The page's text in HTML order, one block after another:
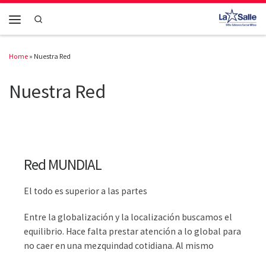
Skip to content
Home » Nuestra Red
Nuestra Red
Red MUNDIAL
El todo es superior a las partes
Entre la globalización y la localización buscamos el
equilibrio. Hace falta prestar atención a lo global para
no caer en una mezquindad cotidiana. Al mismo